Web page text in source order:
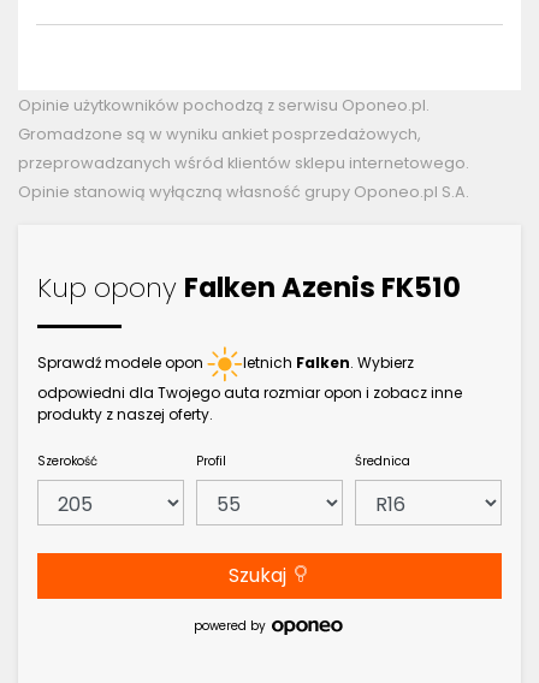
Opinie użytkowników pochodzą z serwisu Oponeo.pl.
Gromadzone są w wyniku ankiet posprzedażowych,
przeprowadzanych wśród klientów sklepu internetowego.
Opinie stanowią wyłączną własność grupy Oponeo.pl S.A.
Kup opony Falken Azenis FK510
Sprawdź modele opon letnich Falken. Wybierz
odpowiedni dla Twojego auta rozmiar opon i zobacz inne
produkty z naszej oferty.
Szerokość Profil Średnica
Szukaj
powered by